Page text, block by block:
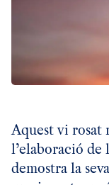
Aquest vi rosat
l’elaboració de
demostra la